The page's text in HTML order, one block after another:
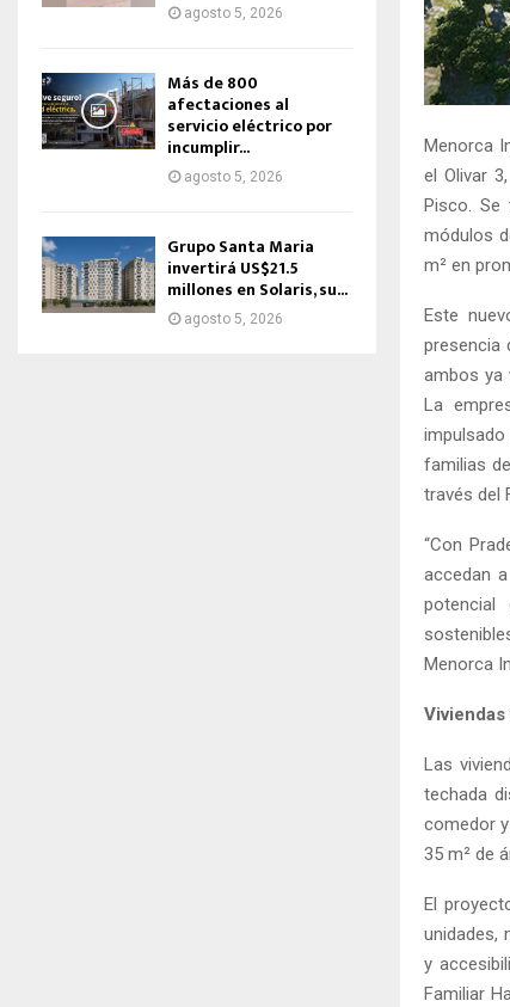
Menorca
el Olivar
Pisco. Se
módulos
m² en
Este
presencia
ambos ya
La
familias
través del
“Con
accedan
potencial
Menorca
Las
techada
comedor
35 m² de
El
unidades,
y
Familiar
agosto 5, 2026
Más de 800
afectaciones al
servicio eléctrico por
incumplir...
agosto 5, 2026
Grupo Santa Maria
invertirá US$21.5
millones en Solaris, su...
agosto 5, 2026